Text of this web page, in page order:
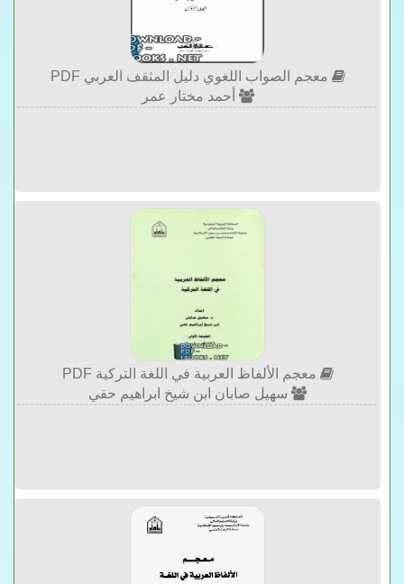
معجم الصواب اللغوي دليل المثقف العربي PDF
أحمد مختار عمر
معجم الألفاظ العربية في اللغة التركية PDF
سهيل صابان ابن شيخ ابراهيم حقي